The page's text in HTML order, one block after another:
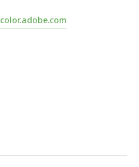
color.adobe.com